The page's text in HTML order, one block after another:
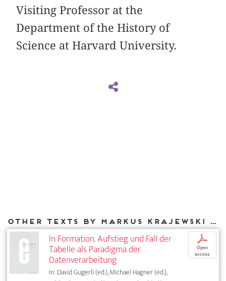
Visiting Professor at the
Department of the History of
Science at Harvard University.
Other texts by Markus Krajewski for DIAPHANES
In Formation. Aufstieg und Fall der
Tabelle als Paradigma der
Datenverarbeitung
In: David Gugerli (ed.), Michael Hagner (ed.),
p
Open
access